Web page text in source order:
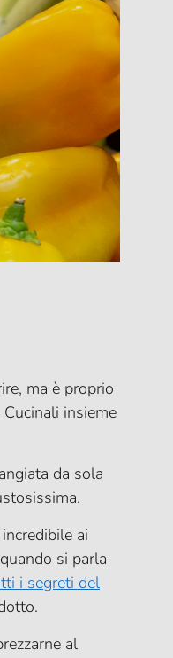
ma è proprio
insieme
da sola
ai
si parla
i segreti del
al